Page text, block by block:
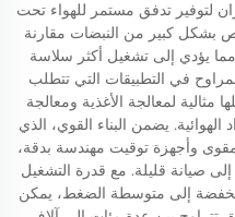
لتوفير تدفق مستمر للهواء تحت
بشكل كبير من النبضات مقارنة
مما يؤدي إلى تشغيل أكثر سلاسة
في التطبيقات التي تتطلب
لمعالجة الأغذية ومعالجة
يضمن البناء القوي، الذي
وأجهزة توقيت مهندسة بدقة،
صيانة قليلة. مع قدرة التشغيل
إلى متوسطة الضغط، يمكن